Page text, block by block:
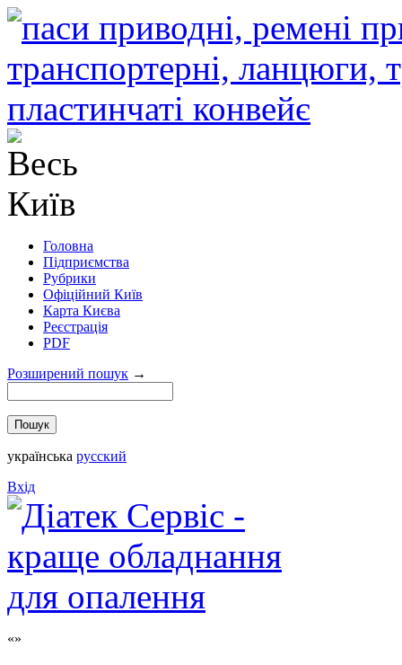
Головна
Підприємства
Рубрики
Офіційний Київ
Карта Києва
Реєстрація
PDF
Розширений пошук →
українська русский
Вхід